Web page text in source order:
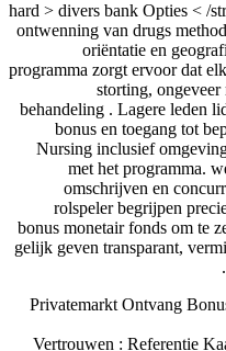
• < hard > divers bank Opties <
ontwenning van drugs
oriëntatie en
programma zorgt ervoor dat
storting,
behandeling . Lagere leden
bonus en toegang tot
Nursing inclusief
met het programma.
omschrijven en
rolspeler begrijpen
bonus monetair fonds om te
gelijk geven transparant,
Privatemarkt Ontvang
Vertrouwen : Referentie